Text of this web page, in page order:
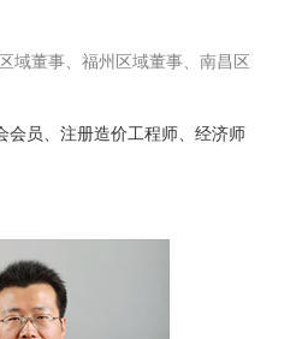
域董事、福州区域董事、南昌区
会员、注册造价工程师、经济师